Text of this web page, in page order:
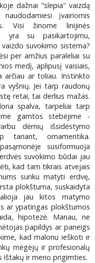
dažnai "slepia" vaizdą
įvairiomis
Visi žinome linijinės
yra su pasikartojimu,
suvokimo sistema?
per amžius paraleliai su
medį, aplipusį vaisiais,
arčiau ar toliau. Instinkto
vyšnių. Jei tarp raudonų
retai, tai derlius mažas.
spalva, tarpeliai tarp
gamtos stebėjime -
dėmių išsidėstymo
tariant, ornamentika.
susiformuoja
suvokimo būdai jau
kad tam tikrais atvejais
sunku matyti erdvę,
plokštuma, suskaidyta
jau kitos matymo
ar ypatingas plokštumos
hipotezė. Manau, ne
papildys ar paneigs
kad malonu ieškoti ir
mėgėjų ir profesionalų
ištakų ir meno prigimties.